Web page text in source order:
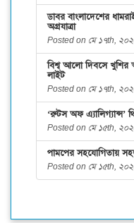
ডাবর বাংলাদেশের
অগ্রযাত্রা
Posted on মে ১৭th,
বিশ্ব আলো দিবসে
লাইট
Posted on মে ১৭th,
‘রুটস অফ এ্যালিগ্যান্স’
Posted on মে ১৫th,
পামপের সহযোগিতায় সহজ
Posted on মে ১৫th,